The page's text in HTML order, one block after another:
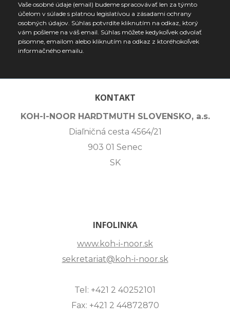
Vaše osobné údaje (email) budeme spracovávať len za týmto
účelom v súlade s platnou legislatívou a zásadami ochrany
osobných údajov. Súhlas potvrdíte kliknutím na odkaz, ktorý
vám pošleme na váš email. Súhlas môžete kedykoľvek odvolať
písomne, emailom alebo kliknutím na odkaz z ktoréhokoľvek
informačného emailu.
KONTAKT
KOH-I-NOOR HARDTMUTH SLOVENSKO, a.s.
Diaľničná cesta 4564/21
903 01 Senec
SK
INFOLINKA
www.koh-i-noor.sk
sekretariat@koh-i-noor.sk
Tel: +421 2 40252101
Fax: +421 2 44872870